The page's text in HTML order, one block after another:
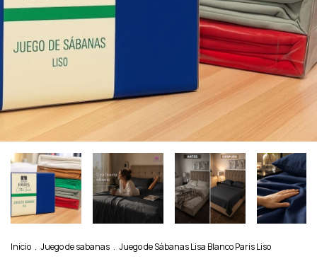
Inicio . Juego de sabanas . Juego de Sábanas Lisa Blanco Paris Liso